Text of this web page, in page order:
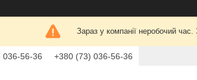
Зараз у компанії неробочий
036-56-36 +380 (73) 036-56-36